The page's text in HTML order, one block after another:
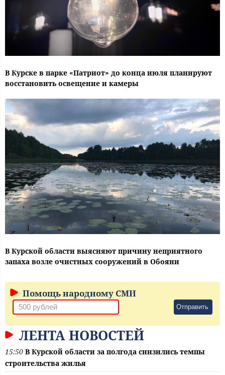
В Курске в парке «Патриот» до конца июля планируют
восстановить освещение и камеры
В Курской области выясняют причину неприятного
запаха возле очистных сооружений в Обояни
Помощь народному СМИ
Отправить
ЛЕНТА НОВОСТЕЙ
15:50 В Курской области за полгода снизились темпы
строительства жилья